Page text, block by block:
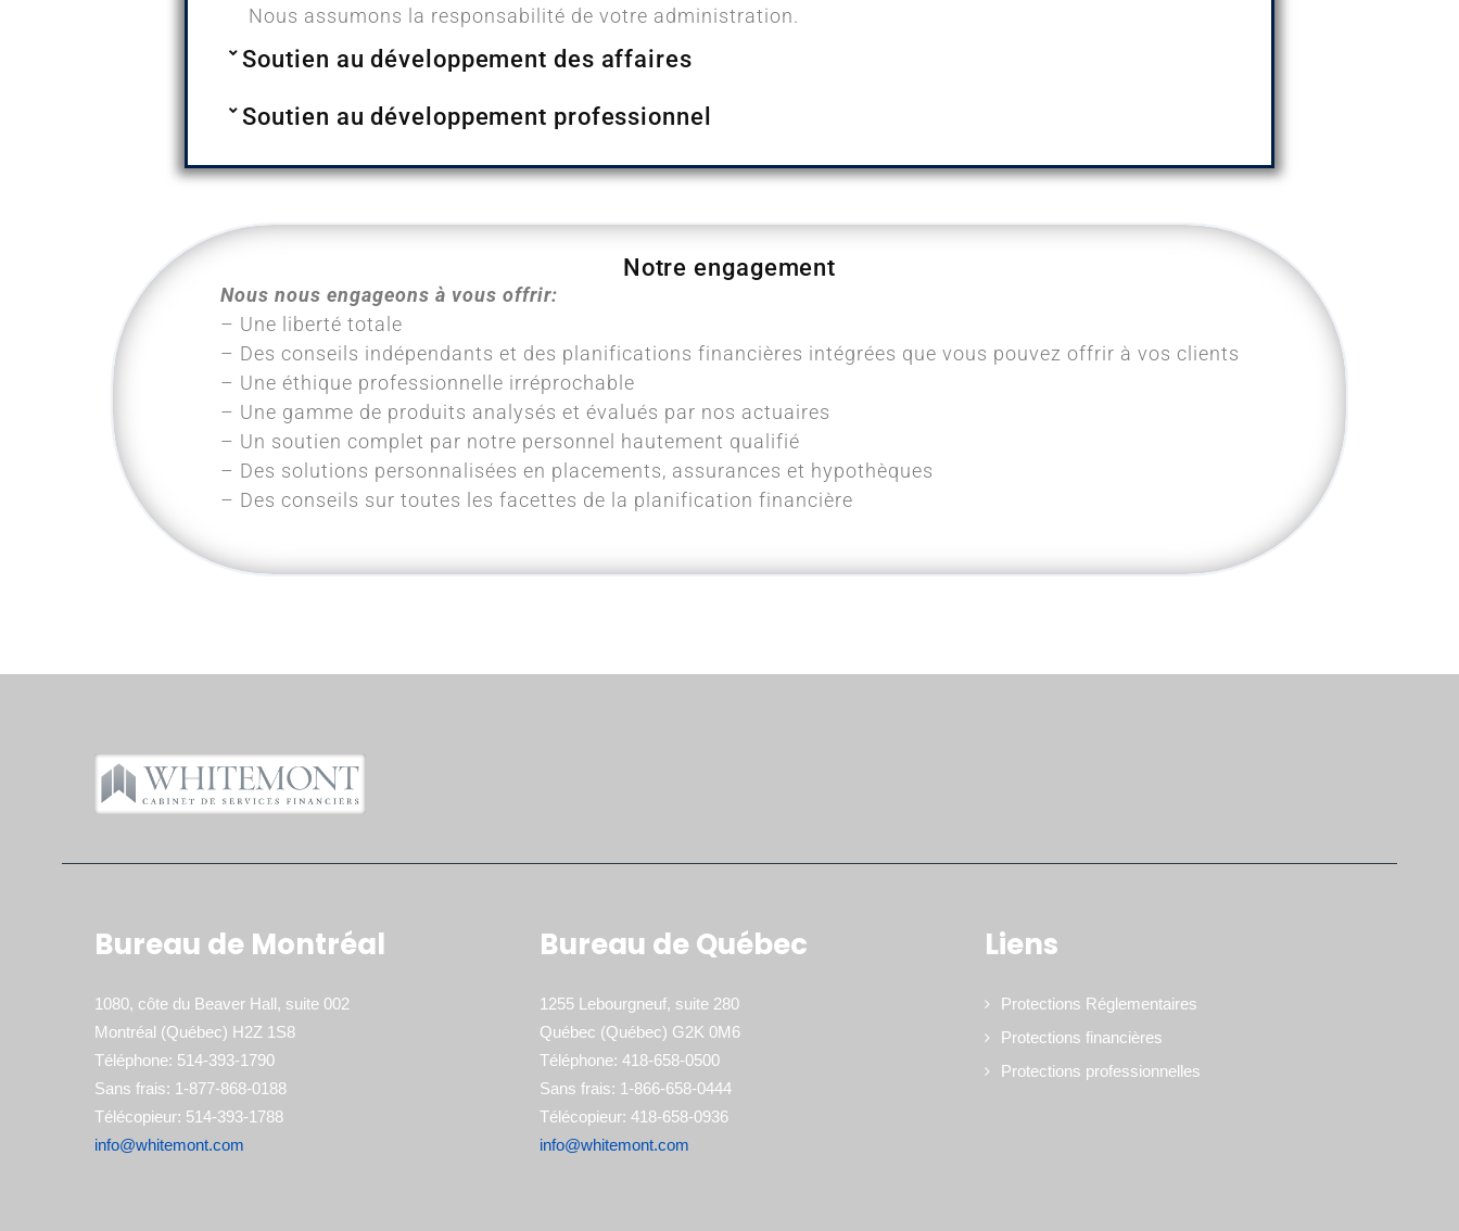
Nous assumons la responsabilité de votre administration.
Soutien au développement des affaires
Soutien au développement professionnel
Notre engagement
Nous nous engageons à vous offrir:
– Une liberté totale
– Des conseils indépendants et des planifications financières intégrées que vous pouvez offrir à vos clients
– Une éthique professionnelle irréprochable
– Une gamme de produits analysés et évalués par nos actuaires
– Un soutien complet par notre personnel hautement qualifié
– Des solutions personnalisées en placements, assurances et hypothèques
– Des conseils sur toutes les facettes de la planification financière
Bureau de Montréal
1080, côte du Beaver Hall, suite 002
Montréal (Québec) H2Z 1S8
Téléphone: 514-393-1790
Sans frais: 1-877-868-0188
Télécopieur: 514-393-1788
info@whitemont.com
Bureau de Québec
1255 Lebourgneuf, suite 280
Québec (Québec) G2K 0M6
Téléphone: 418-658-0500
Sans frais: 1-866-658-0444
Télécopieur: 418-658-0936
info@whitemont.com
Liens
Protections Réglementaires
Protections financières
Protections professionnelles